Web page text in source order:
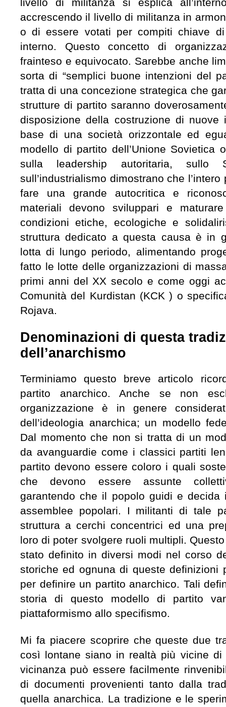
accrescendo il livello di militanza in
o di essere votati per compiti chiave di
interno. Questo concetto di
frainteso e equivocato. Sarebbe anche
sorta di “semplici buone intenzioni del
tratta di una concezione strategica che
strutture di partito saranno
disposizione della costruzione di nuove
base di una società orizzontale ed
modello di partito dell’Unione Sovietica
sulla leadership autoritaria, sullo
sull’industrialismo dimostrano che
fare una grande autocritica e
materiali devono sviluppari e
condizioni etiche, ecologiche e
struttura dedicato a questa causa è in
lotta di lungo periodo, alimentando
fatto le lotte delle organizzazioni di
primi anni del XX secolo e come oggi
Comunità del Kurdistan (KCK ) o
Rojava.
Denominazioni di questa
dell’anarchismo
Terminiamo questo breve articolo
partito anarchico. Anche se non
organizzazione è in genere
dell’ideologia anarchica; un modello
Dal momento che non si tratta di un
da avanguardie come i classici partiti
partito devono essere coloro i quali
che devono essere assunte
garantendo che il popolo guidi e
assemblee popolari. I militanti di tale
struttura a cerchi concentrici ed una
loro di poter svolgere ruoli multipli.
stato definito in diversi modi nel corso
storiche ed ognuna di queste definizioni
per definire un partito anarchico. Tali
storia di questo modello di partito
piattaformismo allo specifismo.
Mi fa piacere scoprire che queste due
così lontane siano in realtà più vicine di
vicinanza può essere facilmente
di documenti provenienti tanto dalla
quella anarchica. La tradizione e le